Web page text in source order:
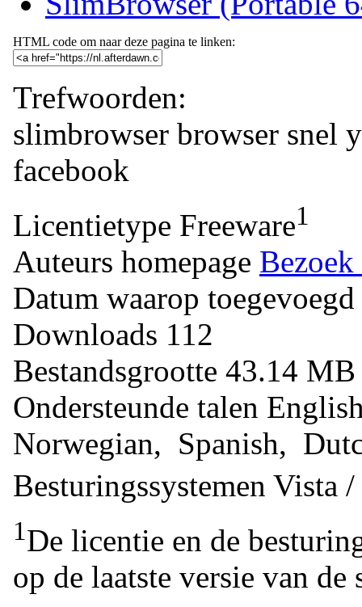
HTML code om naar deze pagina te linken:
Trefwoorden:
slimbrowser browser snel
facebook
Licentietype Freeware1
Auteurs homepage
Datum waarop toegevoegd
Downloads 112
Bestandsgrootte 43.14
Ondersteunde talen
Norwegian, Spanish,
Besturingssystemen Vista
1De licentie en de
op de laatste versie van de